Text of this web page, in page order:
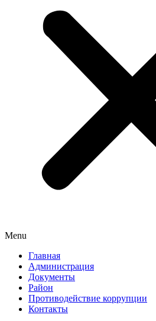
Menu
Главная
Администрация
Документы
Район
Противодействие коррупции
Контакты